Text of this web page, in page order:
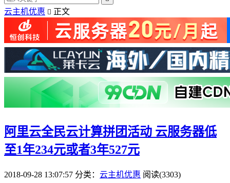
云主机优惠  正文
阿里云全民云计算拼团活动 云服务器低
至1年234元或者3年527元
2018-09-28 13:07:57 分类： 云主机优惠 阅读(3303)